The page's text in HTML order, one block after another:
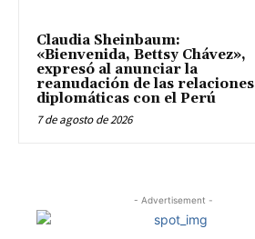
Claudia Sheinbaum:
«Bienvenida, Bettsy Chávez»,
expresó al anunciar la
reanudación de las relaciones
diplomáticas con el Perú
7 de agosto de 2026
- Advertisement -